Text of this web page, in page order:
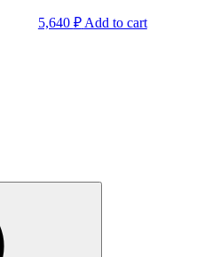
5,640 ₽ Add to cart